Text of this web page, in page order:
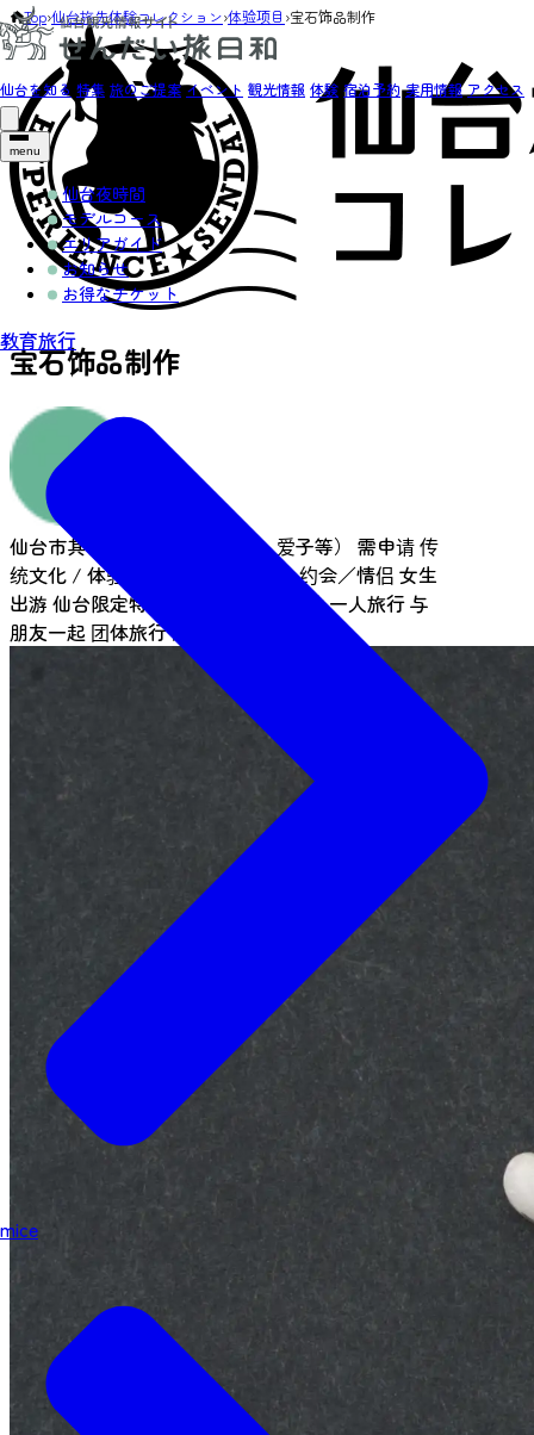
仙台を知る 特集 旅のご提案 イベント 観光情報 体験 宿泊予約 実用情報 アクセス
menu
仙台夜時間
モデルコース
エリアガイド
お知らせ
お得なチケット
教育旅行
mice
Top›仙台旅先体験コレクション›体验项目 ›宝石饰品制作
宝石饰品制作
仙台市其他地区（泉区、长町、爱子等） 需申请传
统文化 / 体验活动
亲子约会／情侣 女生
出游 仙台限定特色 早晨可参加的活动一人旅行与
朋友一起 团体旅行儿童